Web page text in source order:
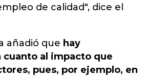
de calidad", dice el
añadió que hay
cuanto al impacto que
pues, por ejemplo, en